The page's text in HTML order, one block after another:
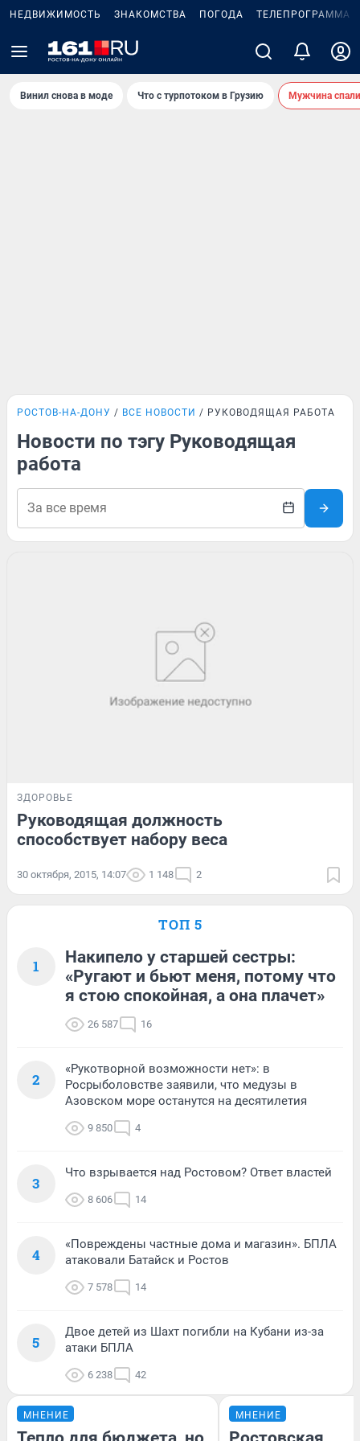
НЕДВИЖИМОСТЬ ЗНАКОМСТВА ПОГОДА ТЕЛЕПРОГРАММА
Винил снова в моде Что с турпотоком в Грузию Мужчина
РОСТОВ-НА-ДОНУ ВСЕ НОВОСТИ РУКОВОДЯЩАЯ РАБОТА
Новости по тэгу Руководящая
работа
ЗДОРОВЬЕ
Руководящая должность
способствует набору веса
30 октября, 2015, 14:07 1 148 2
ТОП 5
1
Накипело у старшей сестры:
«Ругают и бьют меня, потому что
я стою спокойная, а она плачет»
26 587 16
2
«Рукотворной возможности нет»: в
Росрыболовстве заявили, что медузы в
Азовском море останутся на десятилетия
9 850 4
3
Что взрывается над Ростовом? Ответ властей
8 606 14
4
«Повреждены частные дома и магазин». БПЛА
атаковали Батайск и Ростов
7 578 14
5
Двое детей из Шахт погибли на Кубани из-за
атаки БПЛА
6 238 42
МНЕНИЕ МНЕНИЕ